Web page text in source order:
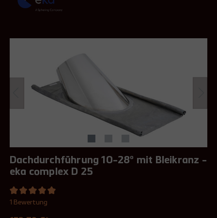
Dachdurchführung 10-28° mit Bleikranz -
eka complex D 25
1 Bewertung